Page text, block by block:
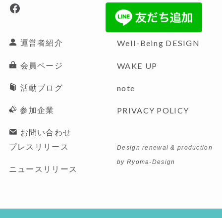
Facebook
運営者紹介
会員ページ
活動ブログ
参加企業
お問い合わせ
Well-Being DESIGN
WAKE UP
note
PRIVACY POLICY
プレスリリース
ニュースリリース
Design renewal & production
by Ryoma-Design